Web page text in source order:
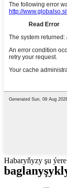
Habaryňyzy şu